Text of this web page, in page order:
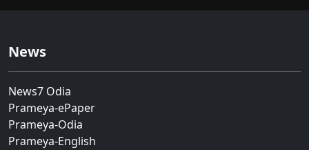
News
News7 Odia
Prameya-ePaper
Prameya-Odia
Prameya-English